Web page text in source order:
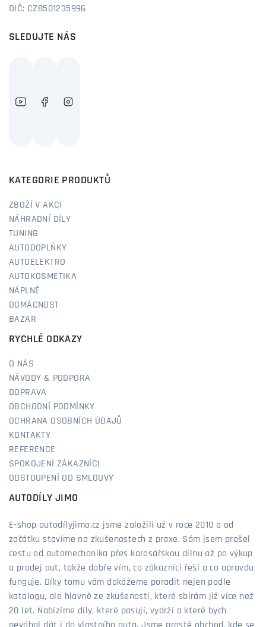
DIČ: CZ8501235996
SLEDUJTE NÁS
KATEGORIE PRODUKTŮ
ZBOŽÍ V AKCI
NÁHRADNÍ DÍLY
TUNING
AUTODOPLŇKY
AUTOELEKTRO
AUTOKOSMETIKA
NÁPLNĚ
DOMÁCNOST
BAZAR
RYCHLÉ ODKAZY
O NÁS
NÁVODY & PODPORA
DOPRAVA
OBCHODNÍ PODMÍNKY
OCHRANA OSOBNÍCH ÚDAJŮ
KONTAKTY
REFERENCE
SPOKOJENÍ ZÁKAZNÍCI
ODSTOUPENÍ OD SMLOUVY
AUTODÍLY JIMO
E-shop autodílyjimo.cz jsme založili už v roce 2010 a od
začátku stavíme na zkušenostech z praxe. Sám jsem prošel
cestu od automechanika přes karosářskou dílnu až po výkup
a prodej aut, takže dobře vím, co zákazníci řeší a co opravdu
funguje. Díky tomu vám dokážeme poradit nejen podle
katalogu, ale hlavně ze zkušeností, které sbírám již více než
20 let. Nabízíme díly, které pasují, vydrží a které bych